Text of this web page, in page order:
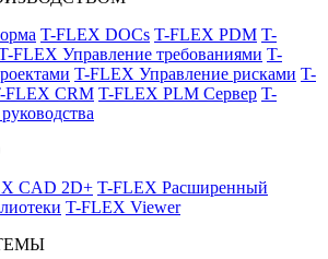
T-FLEX DOCs T-FLEX PDM T-
FLEX Управление требованиями T-
T-FLEX Управление рисками T-
FLEX CRM T-FLEX PLM Сервер T-
CAD 2D+ T-FLEX Расширенный
T-FLEX Viewer